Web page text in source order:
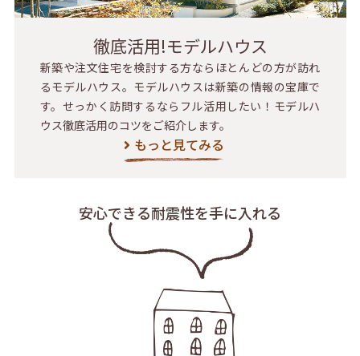
徹底活用!モデルハウス
新築や注文住宅を検討する方ならほとんどの方が訪れ
るモデルハウス。モデルハウスは新築の情報の宝庫で
す。せっかく訪問するならフル活用したい！モデルハ
ウス徹底活用のコツをご紹介します。
もっと見てみる
安心できる耐震性を手に入れる